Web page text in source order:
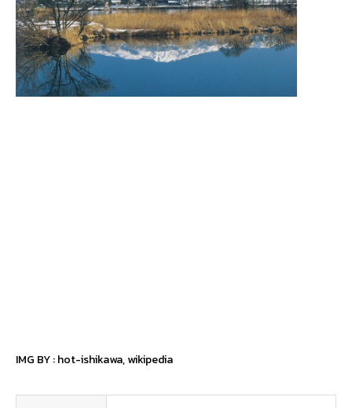
IMG BY :hot-ishikawa,wikipedia